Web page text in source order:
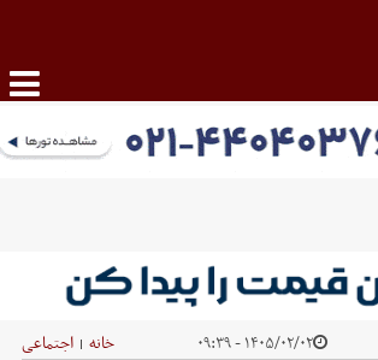
۱۴۰۵/۰۲/۰۲ - ۰۹:۳۹ خانه | اجتماعی